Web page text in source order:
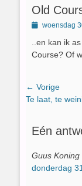
Old
Geplaatst
woensdag
..en kan ik
Course? Of
Bericht
navigatie
← Vorige
Vorig
Te laat, te
Eén
Guus Koning
donderdag